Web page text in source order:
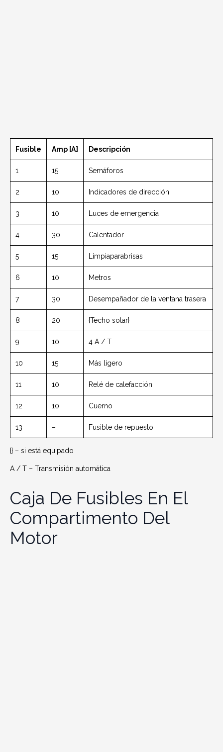
Fusible Amp [A] Descripción
1 15 Semáforos
2 10 Indicadores de dirección
3 10 Luces de emergencia
4 30 Calentador
5 15 Limpiaparabrisas
6 10 Metros
7 30 Desempañador de la ventana trasera
8 20 {Techo solar}
9 10 4 A / T
10 15 Más ligero
11 10 Relé de calefacción
12 10 Cuerno
13 – Fusible de repuesto
{} – si está equipado
A / T – Transmisión automática
Caja De Fusibles En El
Compartimento Del
Motor